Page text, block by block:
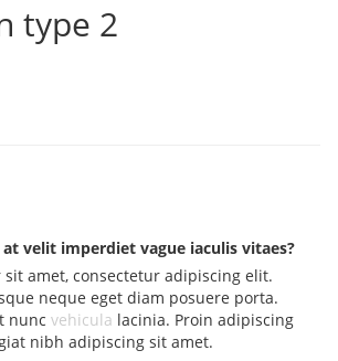
type 2
velit imperdiet vague iaculis vitaes?
amet, consectetur adipiscing elit.
neque eget diam posuere porta.
nunc vehicula lacinia. Proin adipiscing
nibh adipiscing sit amet.